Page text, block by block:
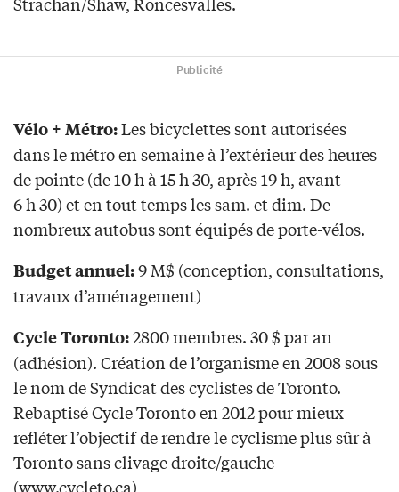
Publicité
Vélo + Métro:Les bicyclettes sont autorisées
dans le métro en semaine à l’extérieur des heures
de pointe (de 10 h à 15 h 30, après 19 h, avant
6 h 30) et en tout temps les sam. et dim. De
nombreux autobus sont équipés de porte-vélos.
Budget annuel:9 M$ (conception, consultations,
travaux d’aménagement)
Cycle Toronto:2800 membres. 30 $ par an
(adhésion). Création de l’organisme en 2008 sous
le nom de Syndicat des cyclistes de Toronto.
Rebaptisé Cycle Toronto en 2012 pour mieux
refléter l’objectif de rendre le cyclisme plus sûr à
Toronto sans clivage droite/gauche
(www.cycleto.ca)